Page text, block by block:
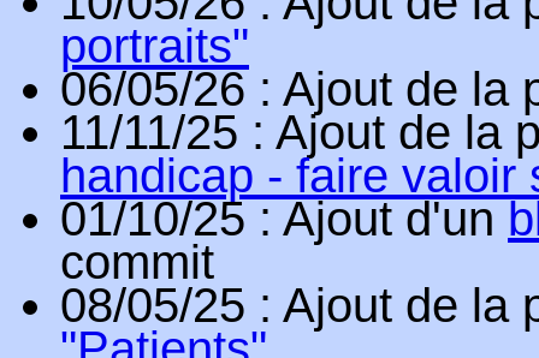
portraits"
06/05/26 : Ajout de la
11/11/25 : Ajout de la
handicap - faire valoir
01/10/25 : Ajout d'un
commit
08/05/25 : Ajout de la